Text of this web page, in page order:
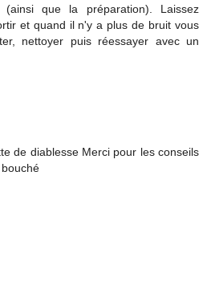
que la préparation). Laissez
et quand il n'y a plus de bruit vous
nettoyer puis réessayer avec un
de diablesse Merci pour les conseils